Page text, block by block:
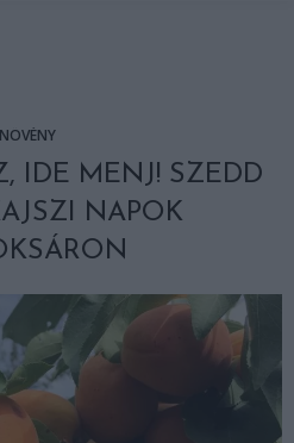
NÖVÉNY
IDE MENJ! SZEDD
NAPOK